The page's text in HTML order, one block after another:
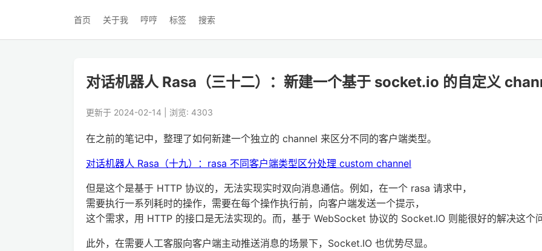
首页 关于我 哼哼 标签 搜索
对话机器人 Rasa（三十二）：新建一个基于 socket.io 的自定义
更新于 2024-02-14 | 浏览: 4303
在之前的笔记中，整理了如何新建一个独立的 channel 来区分不同的客户端类型。
对话机器人 Rasa（十九）：rasa 不同客户端类型区分处理 custom channel
但是这个是基于 HTTP 协议的，无法实现实时双向消息通信。例如，在一个 rasa 请求中，
需要执行一系列耗时的操作，需要在每个操作执行前，向客户端发送一个提示，
这个需求，用 HTTP 的接口是无法实现的。而，基于 WebSocket 协议的 Socket.IO 则能很好的解决这个问
此外，在需要人工客服向客户端主动推送消息的场景下，Socket.IO 也优势尽显。